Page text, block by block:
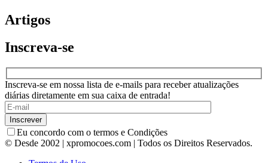
Artigos
Inscreva-se
Inscreva-se em nossa lista de e-mails para receber atualizações
diárias diretamente em sua caixa de entrada!
Eu concordo com o termos e Condições
© Desde 2002 | xpromocoes.com | Todos os Direitos Reservados.